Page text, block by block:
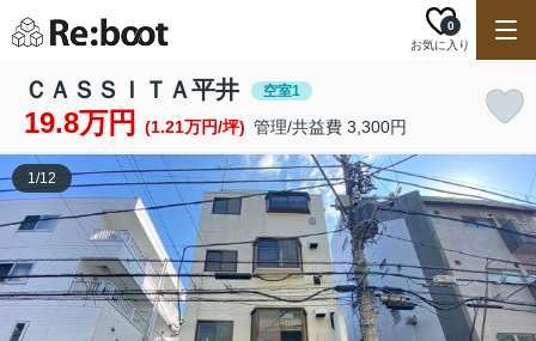
お気に入り
0
ＣＡＳＳＩＴＡ平井 空室1
19.8万円 (1.21万円/坪) 管理/共益費 3,300円
1/12